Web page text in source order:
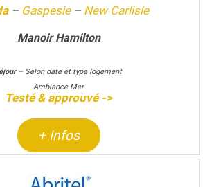
– Gaspesie– New Carlisle
Manoir Hamilton
– Selon date et type logement
Ambiance Mer
Testé & approuvé ->
+ Infos